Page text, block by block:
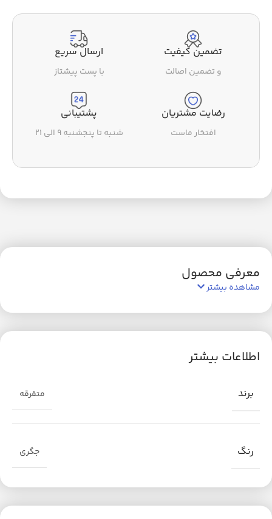
تضمین کیفیت
و تضمین اصالت
ارسال سریع
با پست پیشتاز
رضایت مشتریان
افتخار ماست
پشتیبانی
شنبه تا پنجشنبه ۹ الی ۲۱
معرفی محصول
مشاهده بیشتر
اطلاعات بیشتر
برند متفرقه
رنگ جگری